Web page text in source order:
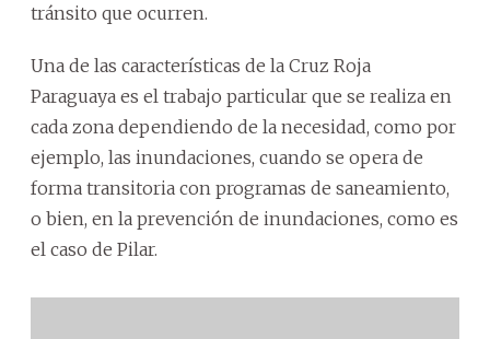
tránsito que ocurren.
Una de las características de la Cruz Roja
Paraguaya es el trabajo particular que se realiza en
cada zona dependiendo de la necesidad, como por
ejemplo, las inundaciones, cuando se opera de
forma transitoria con programas de saneamiento,
o bien, en la prevención de inundaciones, como es
el caso de Pilar.